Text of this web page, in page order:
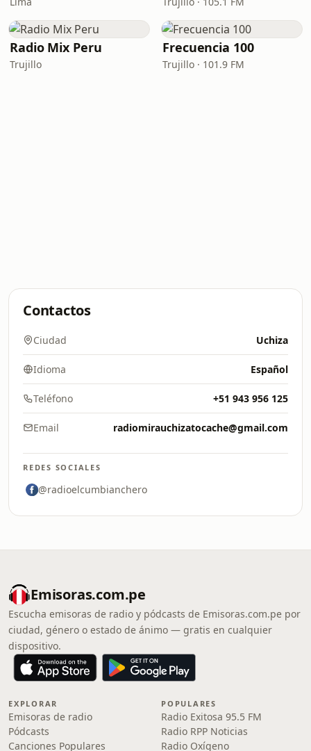
Radio Mix Peru
Trujillo
Frecuencia 100
Trujillo · 101.9 FM
Contactos
Ciudad Uchiza
Idioma Español
Teléfono +51 943 956 125
Email radiomirauchizatocache@gmail.com
REDES SOCIALES
@radioelcumbianchero
Emisoras.com.pe
Escucha emisoras de radio y pódcasts de Emisoras.com.pe por
ciudad, género o estado de ánimo — gratis en cualquier
dispositivo.
EXPLORAR
Emisoras de radio
Pódcasts
Canciones Populares
POPULARES
Radio Exitosa 95.5 FM
Radio RPP Noticias
Radio Oxígeno